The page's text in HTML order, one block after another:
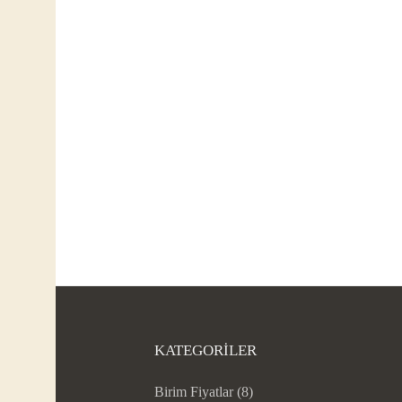
KATEGORILER
Birim Fiyatlar(8)